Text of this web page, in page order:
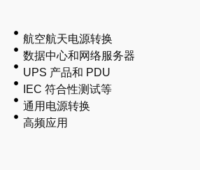
航空航天电源转换
数据中心和网络服务器
UPS 产品和 PDU
IEC 符合性测试等
通用电源转换
高频应用